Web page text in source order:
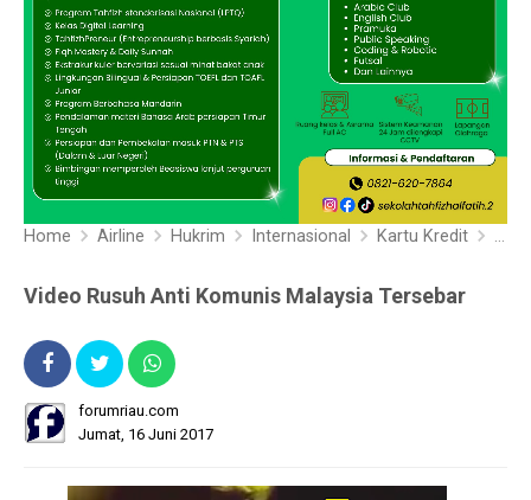
Home Airline Hukrim Internasional Kartu Kredit
Video Rusuh Anti Komunis Malaysia Tersebar
forumriau.com
Jumat, 16 Juni 2017